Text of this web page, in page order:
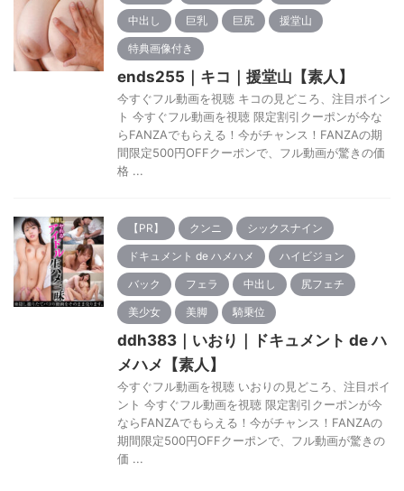
中出し 巨乳 巨尻 援堂山
特典画像付き
ends255｜キコ｜援堂山【素人】
今すぐフル動画を視聴 キコの見どころ、注目ポイン
ト 今すぐフル動画を視聴 限定割引クーポンが今な
らFANZAでもらえる！今がチャンス！FANZAの期
間限定500円OFFクーポンで、フル動画が驚きの価
格 ...
【PR】 クンニ シックスナイン
ドキュメント de ハメハメ ハイビジョン
バック フェラ 中出し 尻フェチ
美少女 美脚 騎乗位
ddh383｜いおり｜ドキュメント de ハ
メハメ【素人】
今すぐフル動画を視聴 いおりの見どころ、注目ポイ
ント 今すぐフル動画を視聴 限定割引クーポンが今
ならFANZAでもらえる！今がチャンス！FANZAの
期間限定500円OFFクーポンで、フル動画が驚きの
価 ...